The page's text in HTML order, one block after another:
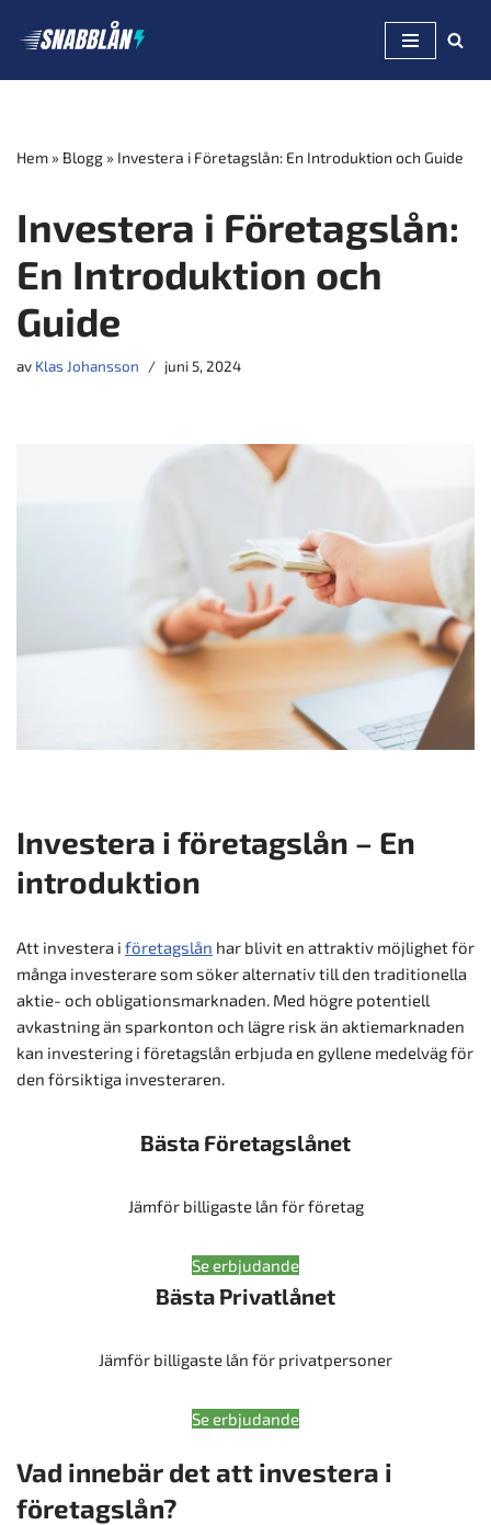
till
Hem » Blogg » Investera i Företagslån: En Introduktion och Guide
Investera i Företagslån:
En Introduktion och
Guide
av Klas Johansson juni 5, 2024
Investera i företagslån – En
introduktion
Att investera i företagslån har blivit en attraktiv möjlighet för
många investerare som söker alternativ till den traditionella
aktie- och obligationsmarknaden. Med högre potentiell
avkastning än sparkonton och lägre risk än aktiemarknaden
kan investering i företagslån erbjuda en gyllene medelväg för
den försiktiga investeraren.
Bästa Företagslånet
Jämför billigaste lån för företag
Se erbjudande
Bästa Privatlånet
Jämför billigaste lån för privatpersoner
Se erbjudande
Vad innebär det att investera i
företagslån?